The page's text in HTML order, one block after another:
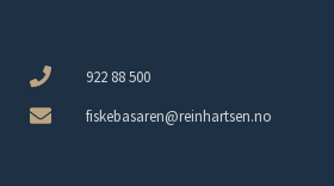
922 88 500
fiskebasaren@reinhartsen.no